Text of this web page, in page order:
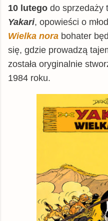
TaniaKsiazka.pl
książka
swiatksiazki.pl książka
dadada.pl
książka
Gandalf.com.pl
książka
tantis.pl
książka
gildia.pl
książka
Empik
książka
Woblink.com
książka
10 lutego do sprzedaży
Yakari, opowieści o
Wielka nora bohater
się, gdzie prowadzą
została oryginalnie
1984 roku.